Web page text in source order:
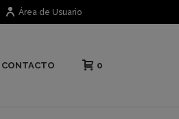
Área de Usuario
CONTACTO 0